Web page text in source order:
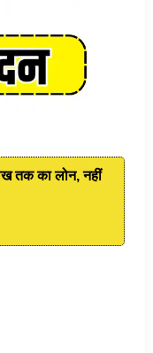
तक का लोन, नहीं